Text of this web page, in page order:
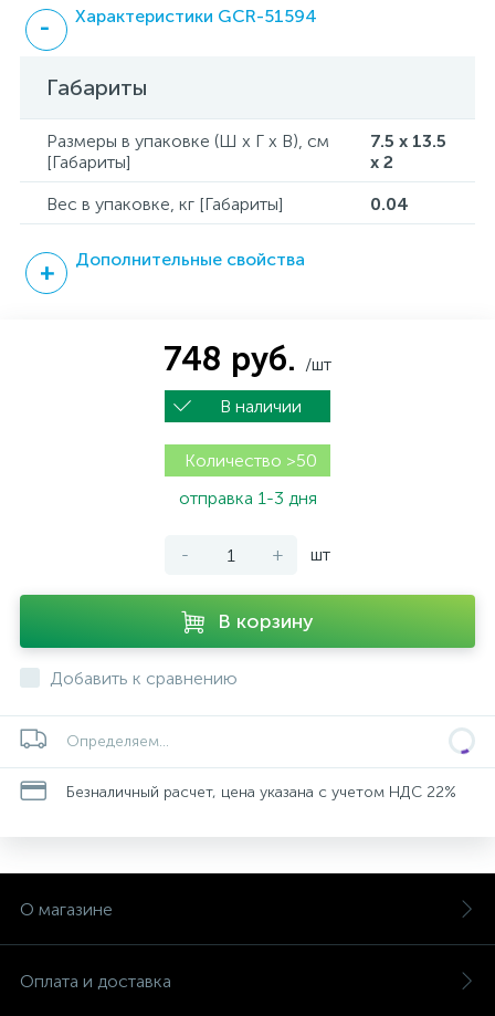
Характеристики GCR-51594
Габариты
Размеры в упаковке (Ш x Г x В), см
[Габариты]
7.5 x 13.5
x 2
Вес в упаковке, кг [Габариты]
0.04
Дополнительные свойства
748 руб. /шт
В наличии
Количество >50
отправка 1-3 дня
- + шт
В корзину
Добавить к сравнению
Определяем...
Безналичный расчет, цена указана с учетом НДС 22%
О магазине
Оплата и доставка